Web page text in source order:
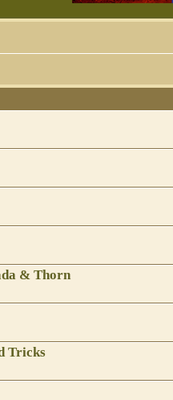
& Thorn
Tricks